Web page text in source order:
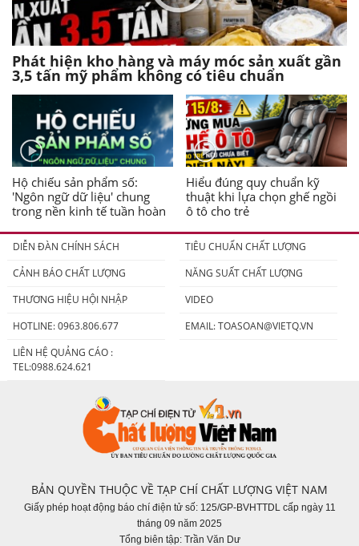
Phát hiện kho hàng và máy móc sản xuất gần
3,5 tấn mỹ phẩm không có tiêu chuẩn
Hộ chiếu sản phẩm số:
'Ngôn ngữ dữ liệu' chung
trong nền kinh tế tuần hoàn
Hiểu đúng quy chuẩn kỹ
thuật khi lựa chọn ghế ngồi
ô tô cho trẻ
DIỄN ĐÀN CHÍNH SÁCH
TIÊU CHUẨN CHẤT LƯỢNG
CẢNH BÁO CHẤT LƯỢNG
NĂNG SUẤT CHẤT LƯỢNG
THƯƠNG HIỆU HỘI NHẬP
VIDEO
HOTLINE: 0963.806.677
EMAIL:TOASOAN@VIETQ.VN
LIÊN HỆ QUẢNG CÁO :
TEL:0988.624.621
BẢN QUYỀN THUỘC VỀ TẠP CHÍ CHẤT LƯỢNG VIỆT NAM
Giấy phép hoạt động báo chí điện tử số: 125/GP-BVHTTDL cấp ngày 11
tháng 09 năm 2025
Tổng biên tập: Trần Văn Dư